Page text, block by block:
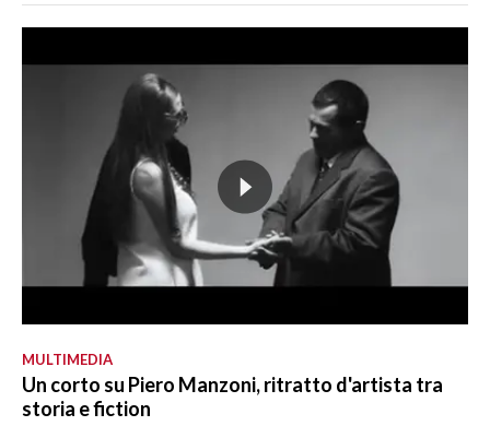
MULTIMEDIA
Un corto su Piero Manzoni, ritratto d'artista tra
storia e fiction